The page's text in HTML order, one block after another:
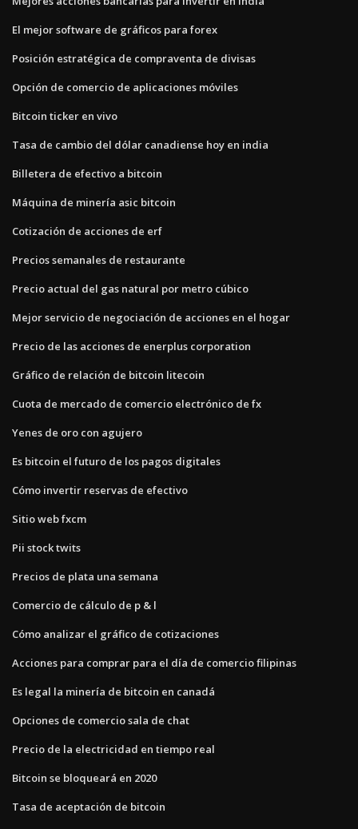
El mejor software de gráficos para forex
Posición estratégica de compraventa de divisas
Opción de comercio de aplicaciones móviles
Bitcoin ticker en vivo
Tasa de cambio del dólar canadiense hoy en india
Billetera de efectivo a bitcoin
Máquina de minería asic bitcoin
Cotización de acciones de erf
Precios semanales de restaurante
Precio actual del gas natural por metro cúbico
Mejor servicio de negociación de acciones en el hogar
Precio de las acciones de enerplus corporation
Gráfico de relación de bitcoin litecoin
Cuota de mercado de comercio electrónico de fx
Yenes de oro con agujero
Es bitcoin el futuro de los pagos digitales
Cómo invertir reservas de efectivo
Sitio web fxcm
Pii stock twits
Precios de plata una semana
Comercio de cálculo de p & l
Cómo analizar el gráfico de cotizaciones
Acciones para comprar para el día de comercio filipinas
Es legal la minería de bitcoin en canadá
Opciones de comercio sala de chat
Precio de la electricidad en tiempo real
Bitcoin se bloqueará en 2020
Tasa de aceptación de bitcoin